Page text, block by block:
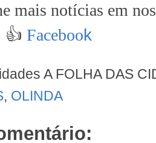
mais notícias em
👍 Facebook
A FOLHA DAS
, OLINDA